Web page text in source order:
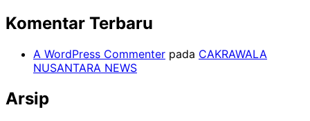
Komentar Terbaru
A WordPress Commenter pada CAKRAWALA
NUSANTARA NEWS
Arsip